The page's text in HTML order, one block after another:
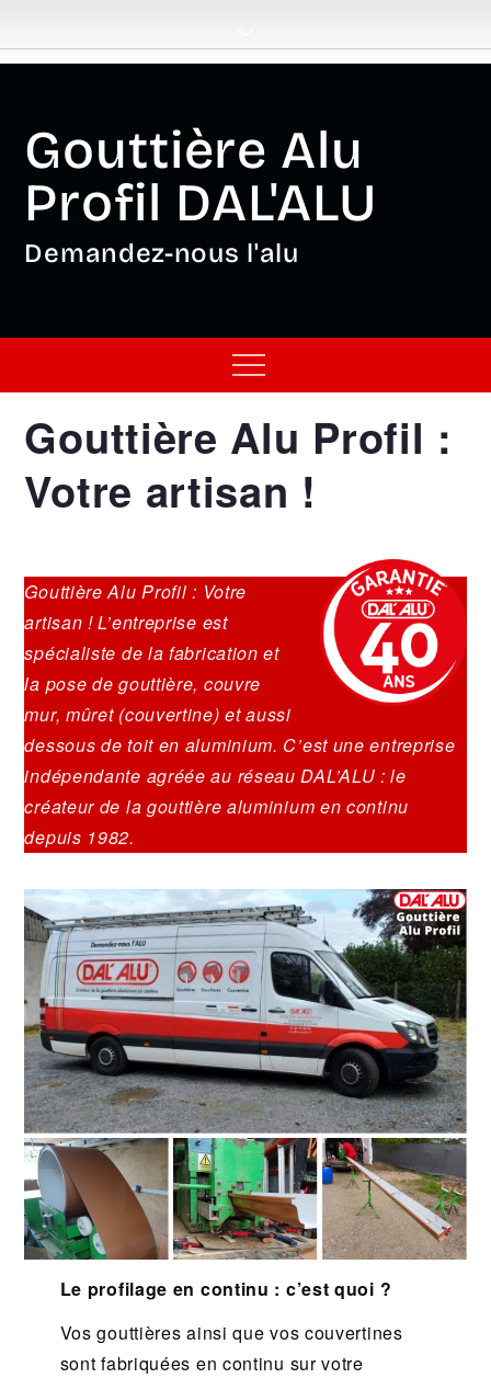
content
Gouttière Alu
Profil DAL'ALU
Demandez-nous l'alu
Menu
Gouttière Alu Profil :
Votre artisan !
Gouttière Alu Profil : Votre
artisan ! L’entreprise est
spécialiste de la fabrication et
la pose de gouttière, couvre
mur, mûret (couvertine) et aussi
dessous de toit en aluminium. C’est une entreprise
indépendante agréée au réseau DAL’ALU : le
créateur de la gouttière aluminium en continu
depuis 1982.
Le profilage en continu : c’est quoi ?
Vos gouttières ainsi que vos couvertines
sont fabriquées en continu sur votre